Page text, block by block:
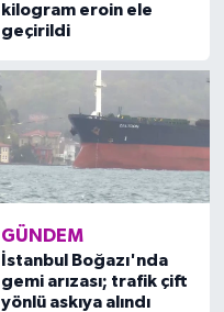
kilogram eroin ele
geçirildi
GÜNDEM
İstanbul Boğazı'nda
gemi arızası; trafik çift
yönlü askıya alındı